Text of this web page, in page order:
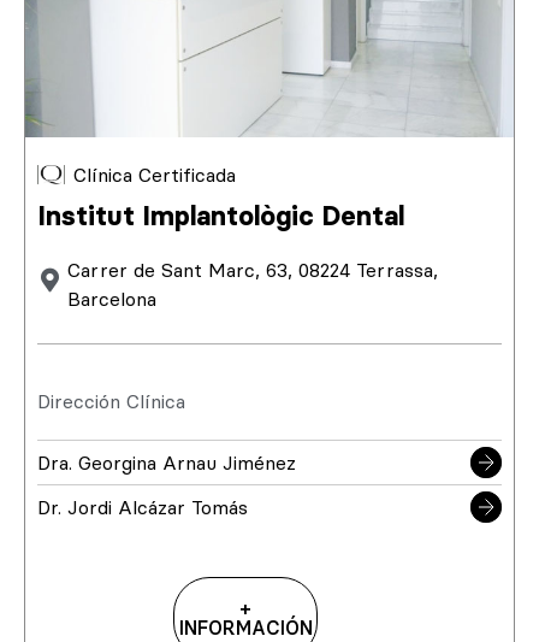
Clínica Certificada
Institut Implantològic Dental
Carrer de Sant Marc, 63, 08224 Terrassa,
Barcelona
Dirección Clínica
Dra. Georgina Arnau Jiménez
Dr. Jordi Alcázar Tomás
+
INFORMACIÓN